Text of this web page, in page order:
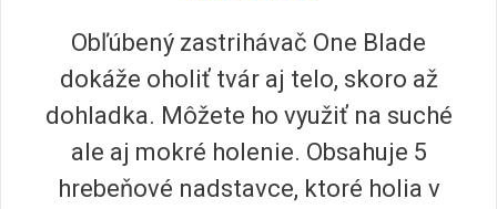
Obľúbený zastrihávač One Blade
dokáže oholiť tvár aj telo, skoro až
dohladka. Môžete ho využiť na suché
ale aj mokré holenie. Obsahuje 5
hrebeňové nadstavce, ktoré holia v